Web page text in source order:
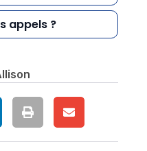
appels ?